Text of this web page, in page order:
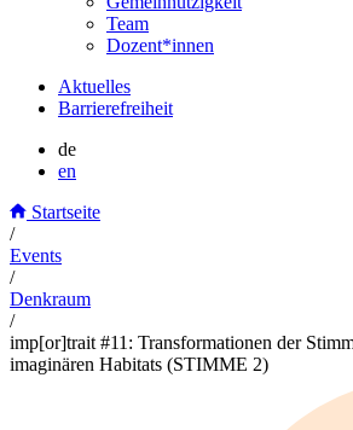
Team
Dozent*innen
Aktuelles
Barrierefreiheit
de
en
Startseite
/
Events
/
Denkraum
/
imp[or]trait #11: Transformationen der
imaginären Habitats (STIMME 2)